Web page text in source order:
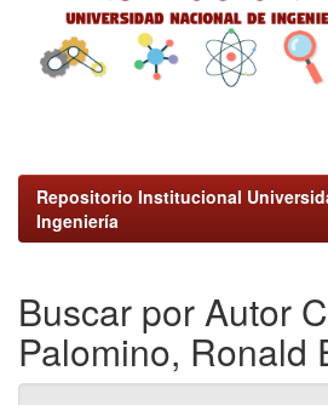
Repositorio Institucional
Ingeniería
Buscar por Autor
Palomino, Ronald